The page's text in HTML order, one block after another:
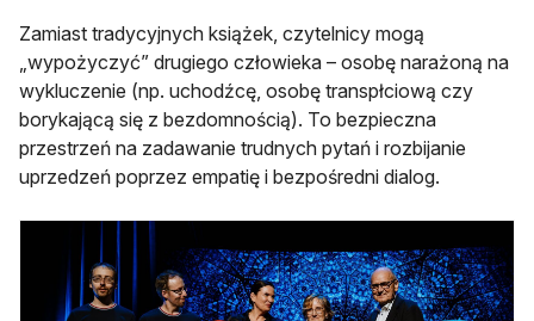
Zamiast tradycyjnych książek, czytelnicy mogą
„wypożyczyć” drugiego człowieka – osobę narażoną na
wykluczenie (np. uchodźcę, osobę transpłciową czy
borykającą się z bezdomnością). To bezpieczna
przestrzeń na zadawanie trudnych pytań i rozbijanie
uprzedzeń poprzez empatię i bezpośredni dialog.